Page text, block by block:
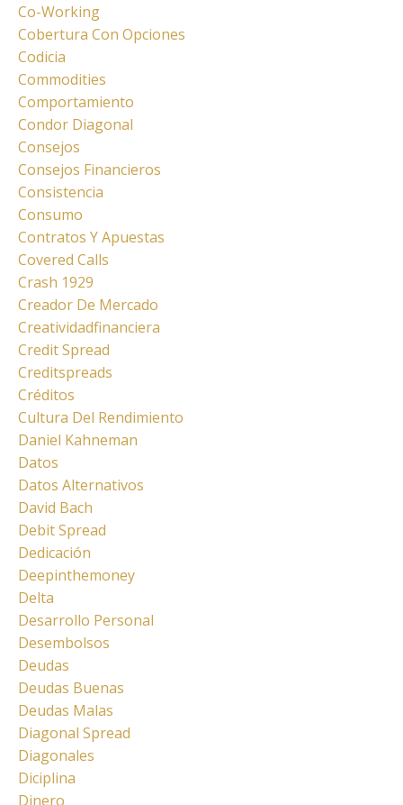
Co-Working
Cobertura Con Opciones
Codicia
Commodities
Comportamiento
Condor Diagonal
Consejos
Consejos Financieros
Consistencia
Consumo
Contratos Y Apuestas
Covered Calls
Crash 1929
Creador De Mercado
Creatividadfinanciera
Credit Spread
Creditspreads
Créditos
Cultura Del Rendimiento
Daniel Kahneman
Datos
Datos Alternativos
David Bach
Debit Spread
Dedicación
Deepinthemoney
Delta
Desarrollo Personal
Desembolsos
Deudas
Deudas Buenas
Deudas Malas
Diagonal Spread
Diagonales
Diciplina
Dinero